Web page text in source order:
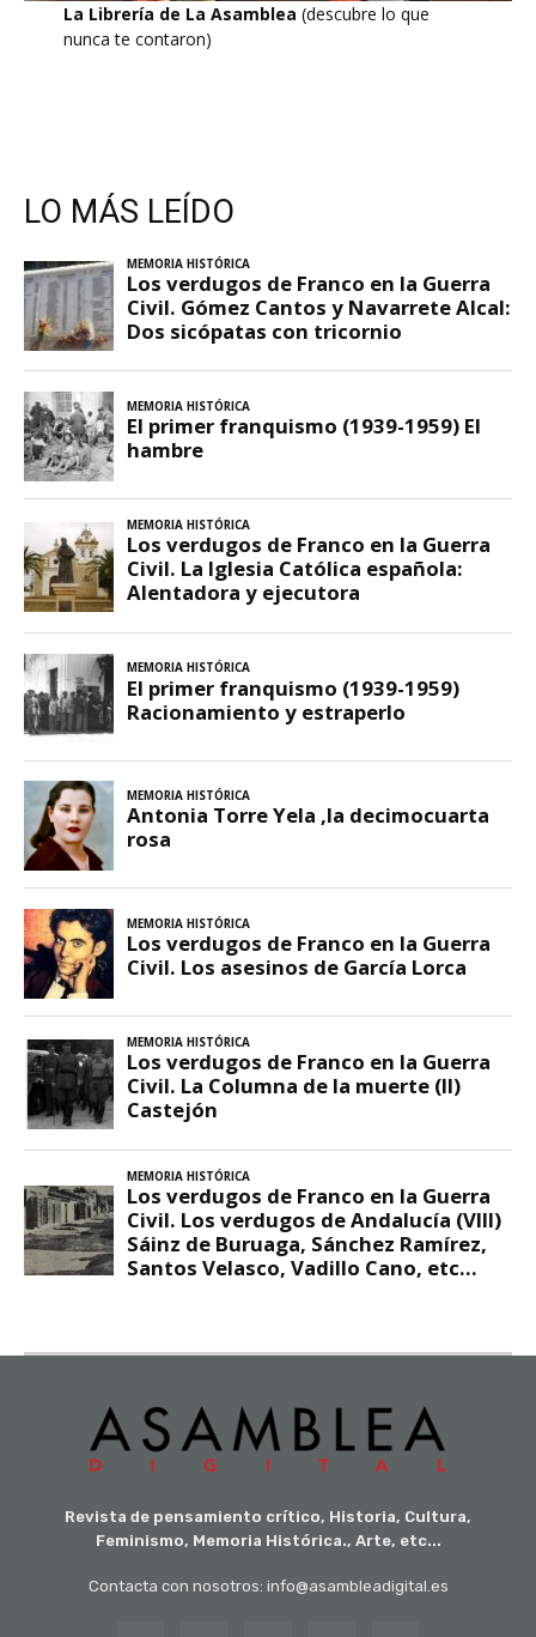
La Librería de La Asamblea (descubre lo que
nunca te contaron)
LO MÁS LEÍDO
Revista de pensamiento crítico, Historia, Cultura,
Feminismo, Memoria Histórica., Arte, etc...
Contacta con nosotros: info@asambleadigital.es